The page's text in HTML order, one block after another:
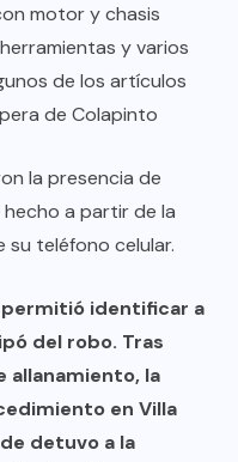
motor y chasis
y varios
de los artículos
de Colapinto
la presencia de
hecho a partir de la
teléfono celular.
identificar a
del robo. Tras
allanamiento, la
en Villa
detuvo a la